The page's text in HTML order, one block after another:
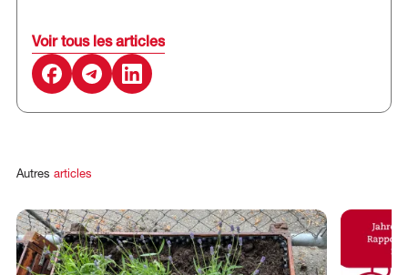
Voir tous les articles
Autres articles